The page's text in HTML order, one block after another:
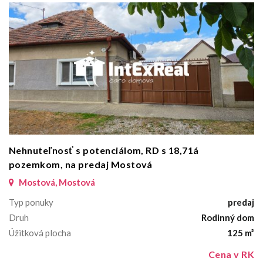
Nehnuteľnosť s potenciálom, RD s 18,71á
pozemkom, na predaj Mostová
Mostová, Mostová
Typ ponuky
predaj
Druh
Rodinný dom
Úžitková plocha
125 m²
Cena v RK